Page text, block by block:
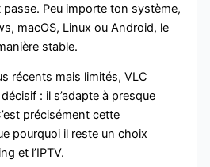
passe. Peu importe ton système,
macOS, Linux ou Android, le
stable.
récents mais limités, VLC
: il s’adapte à presque
précisément cette
pourquoi il reste un choix
et l’IPTV.